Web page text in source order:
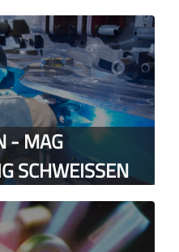
- MAG
SCHWEISSEN